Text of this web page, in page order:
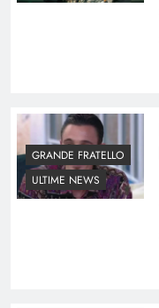
GRANDE FRATELLO
ULTIME NEWS